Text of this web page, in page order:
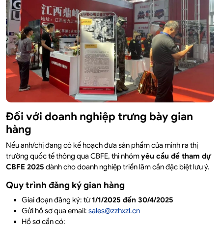
Đối với doanh nghiệp trưng bày gian
hàng
Nếu anh/chị đang có kế hoạch đưa sản phẩm của mình ra thị
trường quốc tế thông qua CBFE, thì nhómyêu cầu để tham dự
CBFE 2025 dành cho doanh nghiệp triển lãm cần đặc biệt lưu ý.
Quy trình đăng ký gian hàng
Giai đoạn đăng ký: từ1/1/2025 đến 30/4/2025
Gửi hồ sơ qua email: sales@zzhxzl.cn
Hồ sơ cần có: